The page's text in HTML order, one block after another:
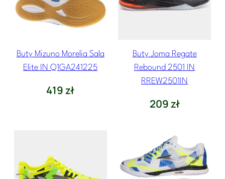
Buty Mizuno Morelia Sala
Elite IN Q1GA241225
419 zł
Buty Joma Regate
Rebound 2501 IN
RREW2501IN
209 zł